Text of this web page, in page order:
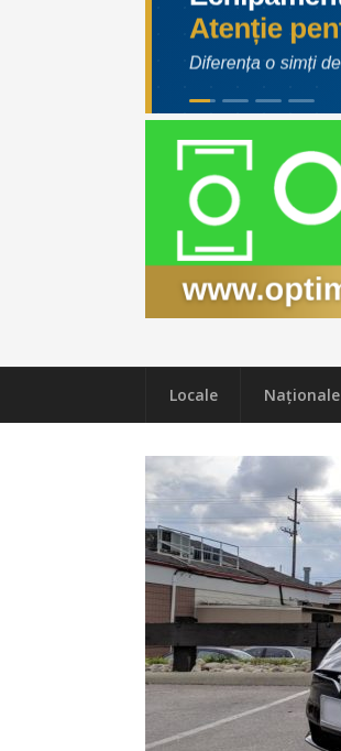
Locale Naţionale